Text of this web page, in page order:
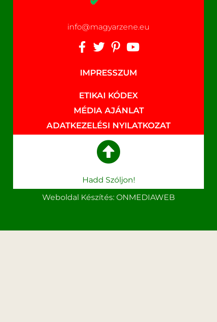
info@magyarzene.eu
IMPRESSZUM
ETIKAI KÓDEX
MÉDIA AJÁNLAT
ADATKEZELÉSI NYILATKOZAT
Hadd Szóljon!
Weboldal Készítés: ONMEDIAWEB